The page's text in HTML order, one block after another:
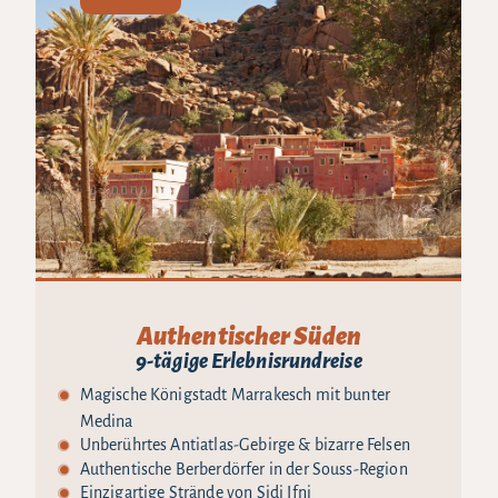
Authentischer Süden
9-tägige Erlebnisrundreise
Magische Königstadt Marrakesch mit bunter
Medina
Unberührtes Antiatlas-Gebirge & bizarre Felsen
Authentische Berberdörfer in der Souss-Region
Einzigartige Strände von Sidi Ifni